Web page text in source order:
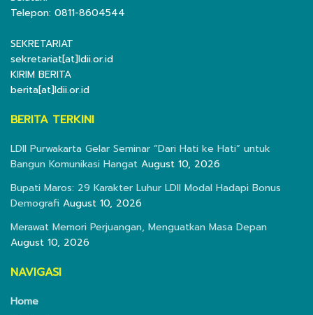
Telepon: 0811-8604544
SEKRETARIAT
sekretariat[at]ldii.or.id
KIRIM BERITA
berita[at]ldii.or.id
BERITA TERKINI
LDII Purwakarta Gelar Seminar “Dari Hati ke Hati” untuk
Bangun Komunikasi Hangat August 10, 2026
Bupati Maros: 29 Karakter Luhur LDII Modal Hadapi Bonus
Demografi August 10, 2026
Merawat Memori Perjuangan, Menguatkan Masa Depan
August 10, 2026
NAVIGASI
Home